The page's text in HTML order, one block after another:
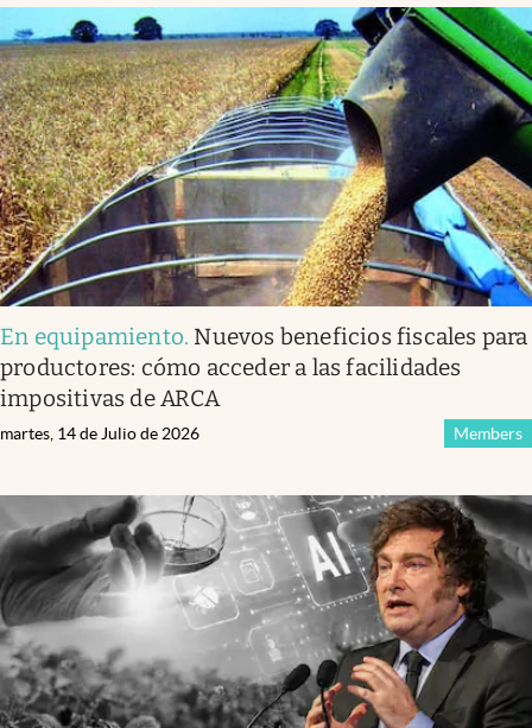
Infotechnology
Clase
Clima
Mundial 2026
Eventos Corporativos
El Cronista Studio
Mediakit
abre en nueva pestaña
Argentina
En equipamiento. Nuevos beneficios fiscales para
productores: cómo acceder a las facilidades
impositivas de ARCA
Members
martes, 14 de Julio de 2026